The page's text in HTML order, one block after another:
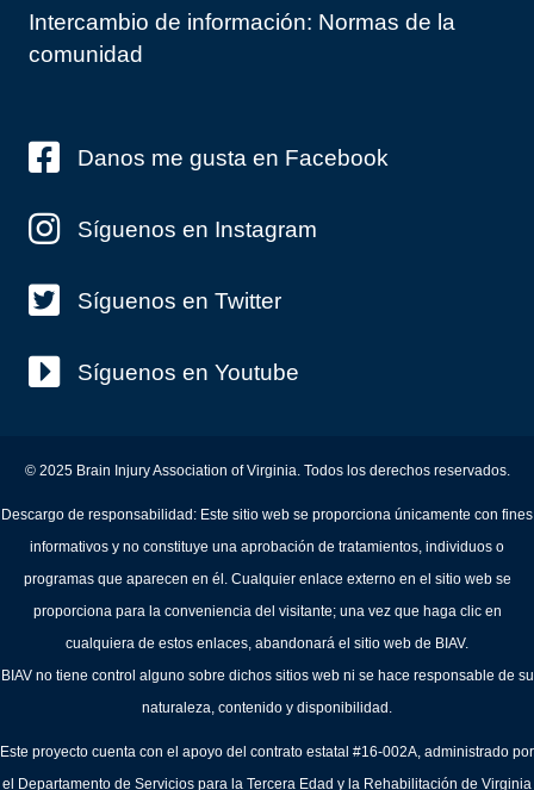
Intercambio de información: Normas de la
comunidad
Danos me gusta en Facebook
Síguenos en Instagram
Síguenos en Twitter
Síguenos en Youtube
© 2025 Brain Injury Association of Virginia. Todos los derechos reservados.
Descargo de responsabilidad: Este sitio web se proporciona únicamente con fines
informativos y no constituye una aprobación de tratamientos, individuos o
programas que aparecen en él. Cualquier enlace externo en el sitio web se
proporciona para la conveniencia del visitante; una vez que haga clic en
cualquiera de estos enlaces, abandonará el sitio web de BIAV.
BIAV no tiene control alguno sobre dichos sitios web ni se hace responsable de su
naturaleza, contenido y disponibilidad.
Este proyecto cuenta con el apoyo del contrato estatal #16-002A, administrado por
el Departamento de Servicios para la Tercera Edad y la Rehabilitación de Virginia